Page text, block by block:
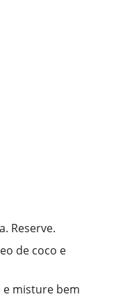
Reserve.
de coco e
misture bem